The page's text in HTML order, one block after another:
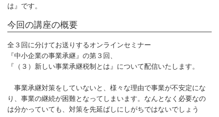
は』です。
今回の講座の概要
全３回に分けてお送りするオンラインセミナー
『中小企業の事業承継』の第３回、
『（３）新しい事業承継税制とは』について配信いたします。
事業承継対策をしていないと、様々な理由で事業が不安定にな
り、事業の継続が困難となってしまいます。なんとなく必要なの
は分かっていても、対策を先延ばしにしがちではないでしょう